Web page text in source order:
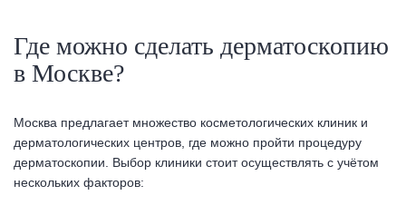
Где можно сделать дерматоскопию
в Москве?
Москва предлагает множество косметологических клиник и
дерматологических центров, где можно пройти процедуру
дерматоскопии. Выбор клиники стоит осуществлять с учётом
нескольких факторов: